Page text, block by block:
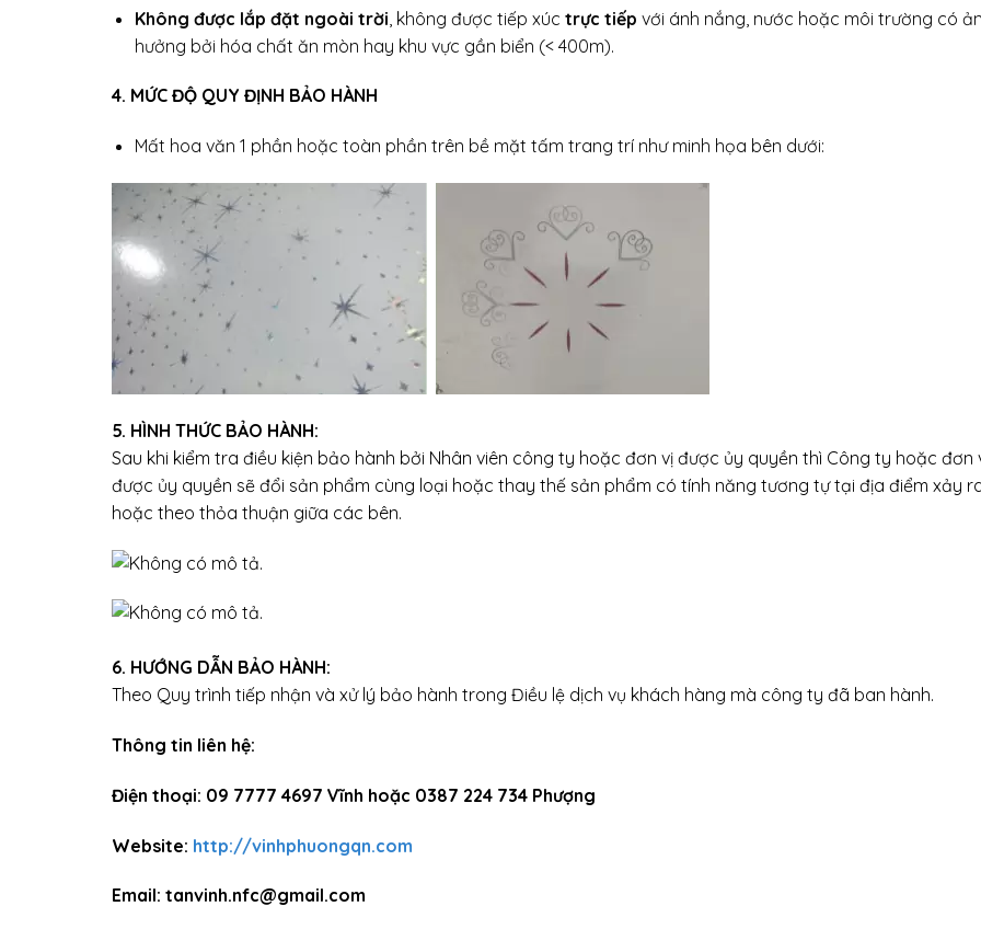
Không được lắp đặt ngoài trời , không được tiếp xúc trực tiếp với ánh nắng, nước hoặc môi trường có
hưởng bởi hóa chất ăn mòn hay khu vực gần biển (< 400m).
4. MỨC ĐỘ QUY ĐỊNH BẢO HÀNH
Mất hoa văn 1 phần hoặc toàn phần trên bề mặt tấm trang trí như minh họa bên dưới:
5. HÌNH THỨC BẢO HÀNH:
Sau khi kiểm tra điều kiện bảo hành bởi Nhân viên công ty hoặc đơn vị được ủy quyền thì Công ty hoặc đơn
được ủy quyền sẽ đổi sản phẩm cùng loại hoặc thay thế sản phẩm có tính năng tương tự tại địa điểm xảy
hoặc theo thỏa thuận giữa các bên.
6. HƯỚNG DẪN BẢO HÀNH:
Theo Quy trình tiếp nhận và xử lý bảo hành trong Điều lệ dịch vụ khách hàng mà công ty đã ban hành.
Thông tin liên hệ:
Điện thoại: 09 7777 4697 Vĩnh hoặc 0387 224 734 Phượng
Website: http://vinhphuongqn.com
Email: tanvinh.nfc@gmail.com